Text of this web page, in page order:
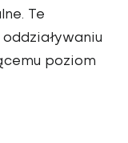
Te
poziom